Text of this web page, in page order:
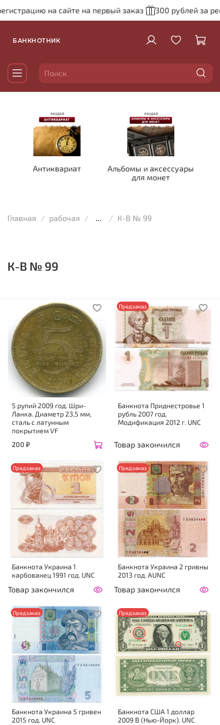
на сайте на первый заказ 300 рублей за
БАНКНОТНИК
Антиквариат
Альбомы и аксессуары
для монет
Главная рабочая ... К-В № 99
К-В № 99
5 рупий 2009 год. Шри-
Ланка. Диаметр 23,5 мм,
сталь с латунным
покрытием VF
200 ₽
Предзаказ
Банкнота Приднестровье 1
рубль 2007 год.
Модификация 2012 г. UNC
Товар закончился
Предзаказ
Банкнота Украина 1
карбованец 1991 год. UNC
Товар закончился
Предзаказ
Банкнота Украина 2 гривны
2013 год. AUNC
Товар закончился
Предзаказ
Банкнота Украина 5 гривен
2015 год. UNC
Предзаказ
Банкнота США 1 доллар
2009 B (Нью-Йорк). UNС